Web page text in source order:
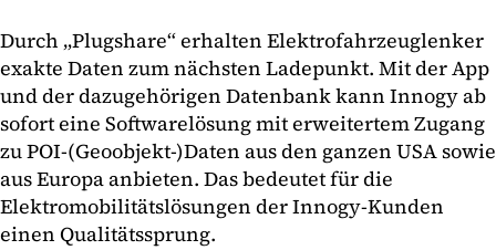
Durch „Plugshare“ erhalten Elektrofahrzeuglenker
exakte Daten zum nächsten Ladepunkt. Mit der App
und der dazugehörigen Datenbank kann Innogy ab
sofort eine Softwarelösung mit erweitertem Zugang
zu POI-(Geoobjekt-)Daten aus den ganzen USA sowie
aus Europa anbieten. Das bedeutet für die
Elektromobilitätslösungen der Innogy-Kunden
einen Qualitätssprung.